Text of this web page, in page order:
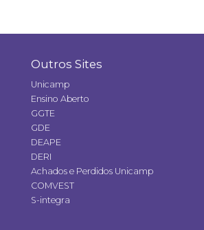
Outros Sites
Unicamp
Ensino Aberto
GGTE
GDE
DEAPE
DERI
Achados e Perdidos Unicamp
COMVEST
S-integra